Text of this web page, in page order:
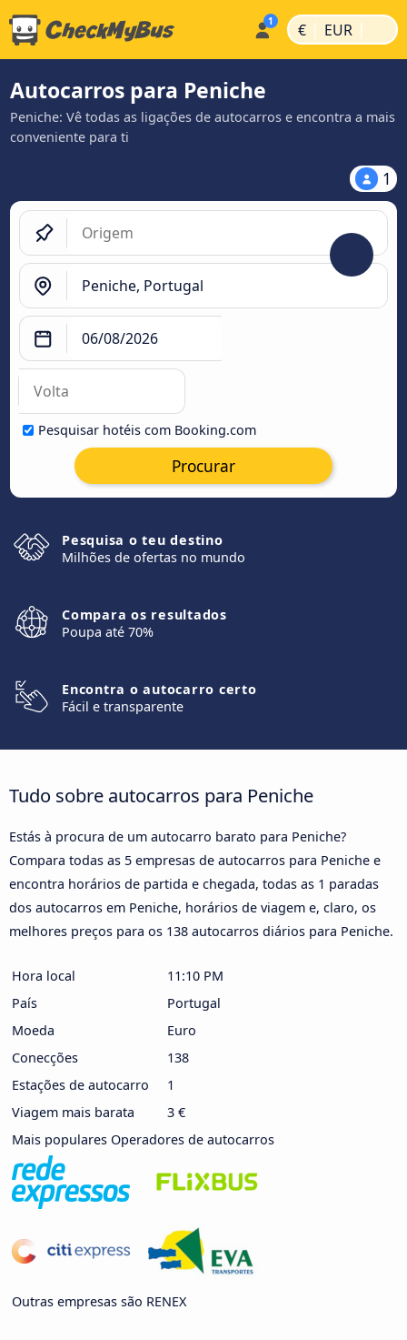
€ | EUR |
Autocarros para Peniche
Peniche: Vê todas as ligações de autocarros e encontra a mais
conveniente para ti
1
Pesquisar hotéis com Booking.com
Procurar
Pesquisa o teu destino
Milhões de ofertas no mundo
Compara os resultados
Poupa até 70%
Encontra o autocarro certo
Fácil e transparente
Tudo sobre autocarros para Peniche
Estás à procura de um autocarro barato para Peniche?
Compara todas as 5 empresas de autocarros para Peniche e
encontra horários de partida e chegada, todas as 1 paradas
dos autocarros em Peniche, horários de viagem e, claro, os
melhores preços para os 138 autocarros diários para Peniche.
Hora local
11:10 PM
País
Portugal
Moeda
Euro
Conecções
138
Estações de autocarro
1
Viagem mais barata
3 €
Mais populares Operadores de autocarros
Outras empresas são RENEX